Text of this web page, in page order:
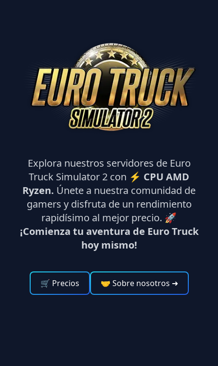
Explora nuestros servidores de Euro
Truck Simulator 2 con ⚡ CPU AMD
Ryzen. Únete a nuestra comunidad de
gamers y disfruta de un rendimiento
rapidísimo al mejor precio. 🚀
¡Comienza tu aventura de Euro Truck
hoy mismo!
🛒 Precios 🤝 Sobre nosotros ➜